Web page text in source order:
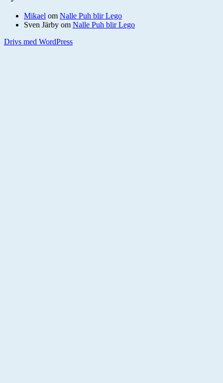
Mikael om Nalle Puh blir Lego
Sven Järby om Nalle Puh blir Lego
Drivs med WordPress